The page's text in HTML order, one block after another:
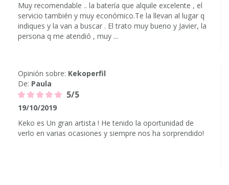
Muy recomendable .. la batería que alquile excelente , el
servicio también y muy económico.Te la llevan al lugar q
indiques y la van a buscar . El trato muy bueno y Javier, la
persona q me atendió , muy ...
Opinión sobre: Kekoperfil
De: Paula
5/5
19/10/2019
Keko es Un gran artista ! He tenido la oportunidad de
verlo en varias ocasiones y siempre nos ha sorprendido!